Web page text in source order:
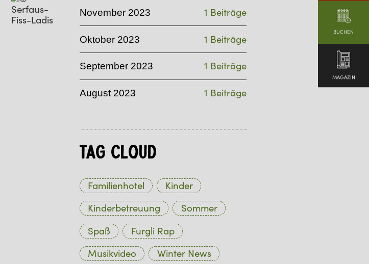
BUCHEN
MAGAZIN
November 2023 1 Beiträge
Oktober 2023 1 Beiträge
September 2023 1 Beiträge
August 2023 1 Beiträge
Tag Cloud
Familienhotel
Kinder
Kinderbetreuung
Sommer
Spaß
Furgli Rap
Musikvideo
Winter News